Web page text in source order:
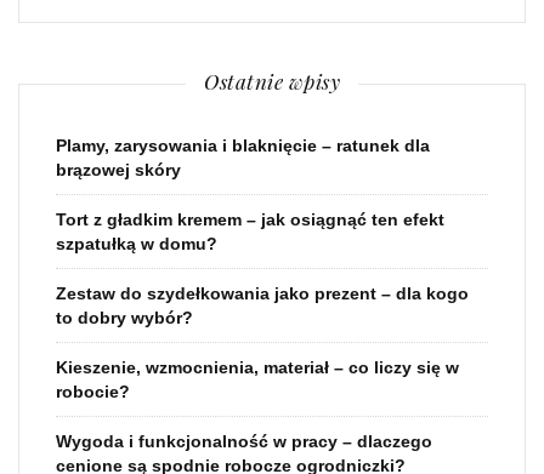
Ostatnie wpisy
Plamy, zarysowania i blaknięcie – ratunek dla
brązowej skóry
Tort z gładkim kremem – jak osiągnąć ten efekt
szpatułką w domu?
Zestaw do szydełkowania jako prezent – dla kogo
to dobry wybór?
Kieszenie, wzmocnienia, materiał – co liczy się w
robocie?
Wygoda i funkcjonalność w pracy – dlaczego
cenione są spodnie robocze ogrodniczki?